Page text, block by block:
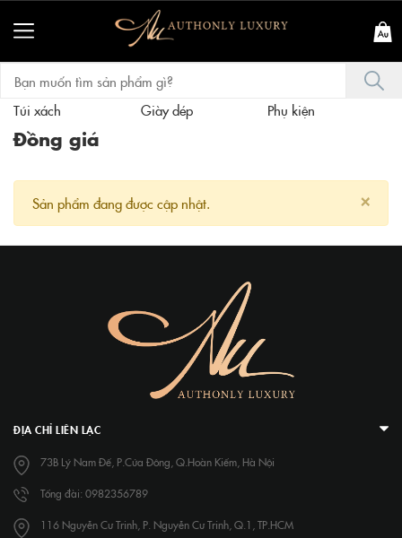
Túi xách Giày dép Phụ kiện
Đồng giá
×
Sản phẩm đang được cập nhật.
ĐỊA CHỈ LIÊN LẠC
73B Lý Nam Đế, P.Cửa Đông, Q.Hoàn Kiếm, Hà Nội
Tổng đài: 0982356789
116 Nguyễn Cư Trinh, P. Nguyễn Cư Trinh, Q.1, TP.HCM